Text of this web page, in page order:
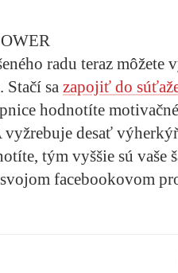
radu teraz môžete
Stačí sa zapojiť do
hodnotíte
desať
tým vyššie sú vaše
facebookovom